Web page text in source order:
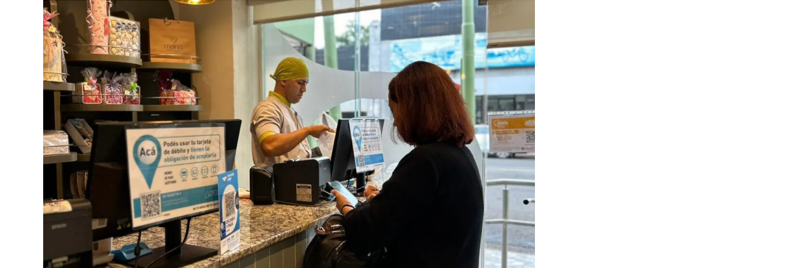
internacional. Editada por la Academia Nacional de Ciencias de los Estados Unidos, suele
incluir investigaciones de alto impacto y ubicadas en la frontera de los avances científicos.